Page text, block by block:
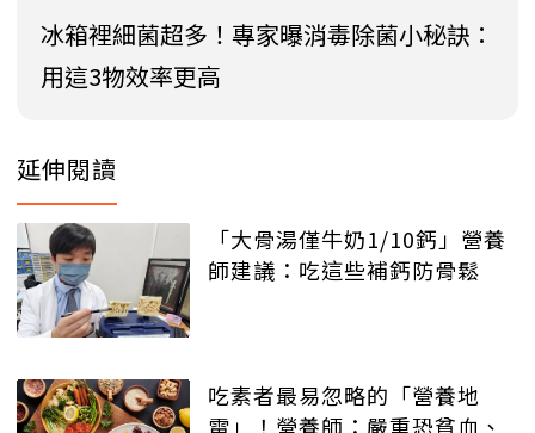
冰箱裡細菌超多！專家曝消毒除菌小秘訣：
用這3物效率更高
延伸閱讀
「大骨湯僅牛奶1/10鈣」營養
師建議：吃這些補鈣防骨鬆
吃素者最易忽略的「營養地
雷」！營養師：嚴重恐貧血、